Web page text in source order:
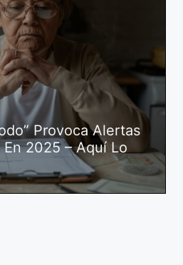
Provoca Alertas
2025 – Aquí Lo